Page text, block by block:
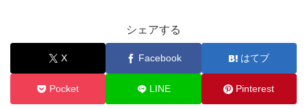
シェアする
X Facebook はてブ
Pocket LINE Pinterest